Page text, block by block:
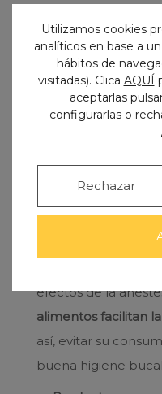
En este caso, nos
con una
A pesar de que no
especial cuidado
efectos de la
alimentos facilitan
así, evitar su
buena higiene
Utilizamos cookies
analíticos en base a
hábitos de
visitadas). Clica AQUÍ
aceptarlas
configurarlas o
Rechazar